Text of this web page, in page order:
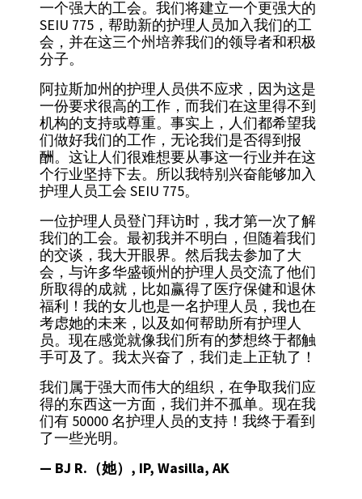
一个强大的工会。我们将建立一个更强大的
SEIU 775，帮助新的护理人员加入我们的工
会，并在这三个州培养我们的领导者和积极
分子。
阿拉斯加州的护理人员供不应求，因为这是
一份要求很高的工作，而我们在这里得不到
机构的支持或尊重。事实上，人们都希望我
们做好我们的工作，无论我们是否得到报
酬。这让人们很难想要从事这一行业并在这
个行业坚持下去。所以我特别兴奋能够加入
护理人员工会 SEIU 775。
一位护理人员登门拜访时，我才第一次了解
我们的工会。最初我并不明白，但随着我们
的交谈，我大开眼界。然后我去参加了大
会，与许多华盛顿州的护理人员交流了他们
所取得的成就，比如赢得了医疗保健和退休
福利！我的女儿也是一名护理人员，我也在
考虑她的未来，以及如何帮助所有护理人
员。现在感觉就像我们所有的梦想终于都触
手可及了。我太兴奋了，我们走上正轨了！
我们属于强大而伟大的组织，在争取我们应
得的东西这一方面，我们并不孤单。现在我
们有 50000 名护理人员的支持！我终于看到
了一些光明。
— BJ R.（她）, IP, Wasilla, AK